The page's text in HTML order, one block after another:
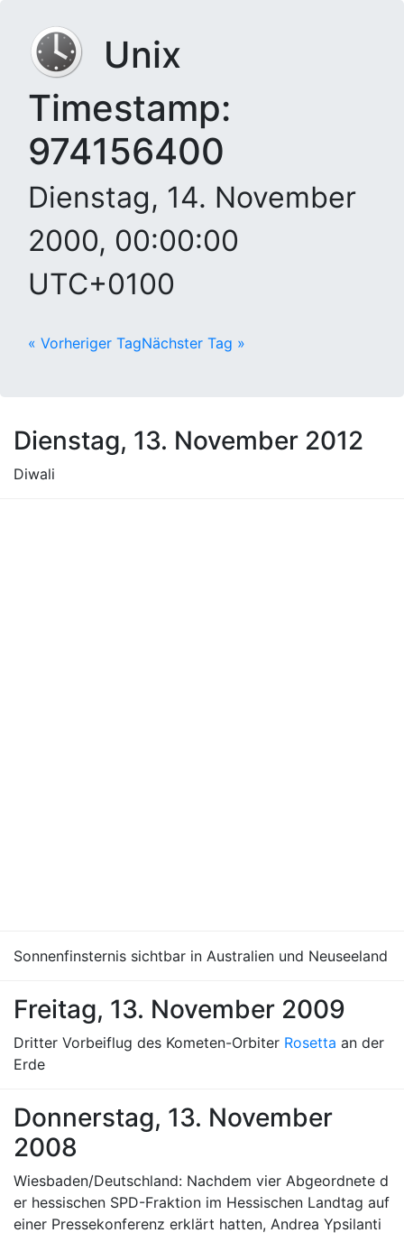
Unix
Timestamp:
974156400
Dienstag, 14. November
2000, 00:00:00
UTC+0100
« Vorheriger TagNächster Tag »
Dienstag, 13. November 2012
Diwali
Sonnenfinsternis sichtbar in Australien und Neuseeland
Freitag, 13. November 2009
Dritter Vorbeiflug des Kometen-Orbiter Rosetta an der
Erde
Donnerstag, 13. November
2008
Wiesbaden/Deutschland: Nachdem vier Abgeordnete d
er hessischen SPD-Fraktion im Hessischen Landtag auf
einer Pressekonferenz erklärt hatten, Andrea Ypsilanti